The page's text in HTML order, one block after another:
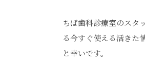
ちば歯科診療室のスタ
る今すぐ使える活きた
と幸いです。